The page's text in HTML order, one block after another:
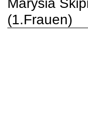
Marysia
(1.Frauen)